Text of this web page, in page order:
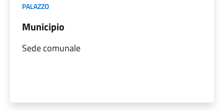
PALAZZO
Municipio
Sede comunale